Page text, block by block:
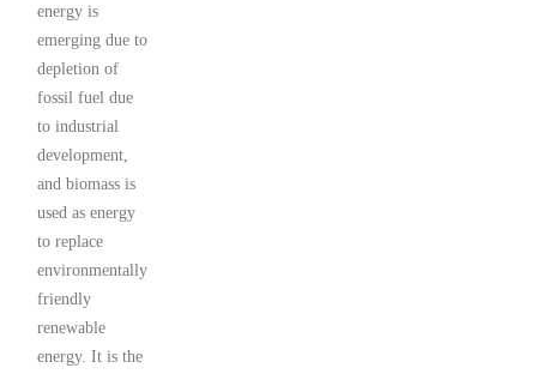
energy is
emerging due to
depletion of
fossil fuel due
to industrial
development,
and biomass is
used as energy
to replace
environmentally
friendly
renewable
energy. It is the